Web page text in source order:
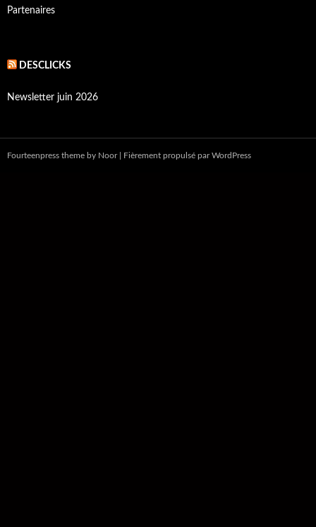
Partenaires
DESCLICKS
Newsletter juin 2026
Fourteenpress theme by Noor| Fièrement propulsé par WordPress